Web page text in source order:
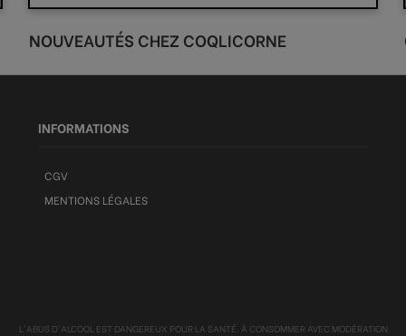
NOUVEAUTÉS CHEZ COQLICORNE
INFORMATIONS
CGV
MENTIONS LÉGALES
L'ABUS D'ALCOOL EST DANGEREUX POUR LA SANTÉ. À CONSOMMER AVEC MODÉRATION